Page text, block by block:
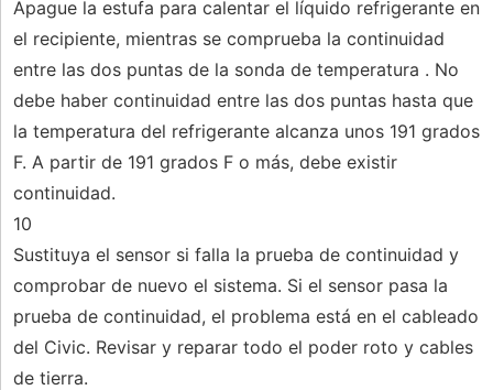
Apague la estufa para calentar el líquido refrigerante en
el recipiente, mientras se comprueba la continuidad
entre las dos puntas de la sonda de temperatura . No
debe haber continuidad entre las dos puntas hasta que
la temperatura del refrigerante alcanza unos 191 grados
F. A partir de 191 grados F o más, debe existir
continuidad.
10
Sustituya el sensor si falla la prueba de continuidad y
comprobar de nuevo el sistema. Si el sensor pasa la
prueba de continuidad, el problema está en el cableado
del Civic. Revisar y reparar todo el poder roto y cables
de tierra.